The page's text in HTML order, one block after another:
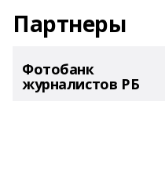
Партнеры
Фотобанк
журналистов РБ